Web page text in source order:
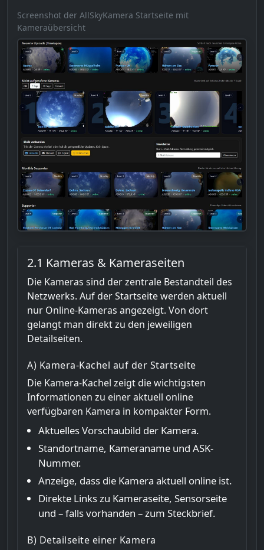
Screenshot der AllSkyKamera Startseite mit
Kameraübersicht
2.1 Kameras & Kameraseiten
Die Kameras sind der zentrale Bestandteil des
Netzwerks. Auf der Startseite werden aktuell
nur Online-Kameras angezeigt. Von dort
gelangt man direkt zu den jeweiligen
Detailseiten.
A) Kamera-Kachel auf der Startseite
Die Kamera-Kachel zeigt die wichtigsten
Informationen zu einer aktuell online
verfügbaren Kamera in kompakter Form.
Aktuelles Vorschaubild der Kamera.
Standortname, Kameraname und ASK-
Nummer.
Anzeige, dass die Kamera aktuell online ist.
Direkte Links zu Kameraseite, Sensorseite
und – falls vorhanden – zum Steckbrief.
B) Detailseite einer Kamera